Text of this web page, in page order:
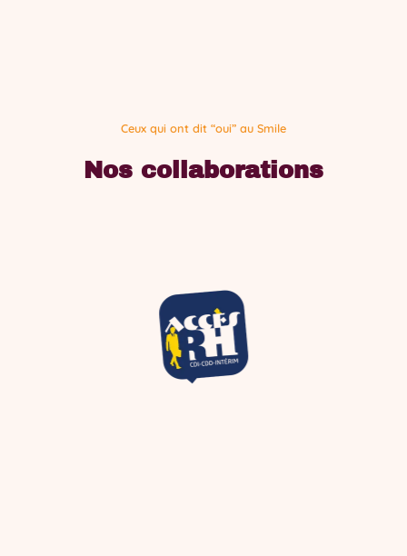
Ceux qui ont dit “oui” au Smile
Nos collaborations